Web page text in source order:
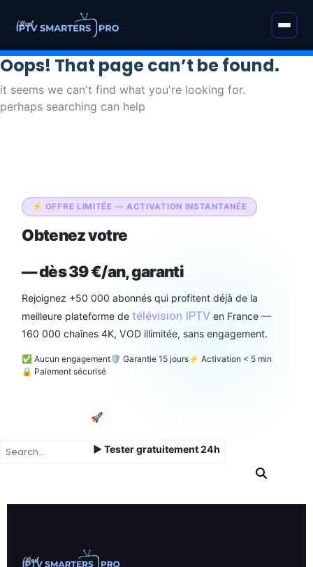
Oops! That page can’t be found.
it seems we can't find what you're looking for.
perhaps searching can help
⚡ OFFRE LIMITÉE — ACTIVATION INSTANTANÉE
Obtenez votre
— dès 39 €/an, garanti
Rejoignez +50 000 abonnés qui profitent déjà de la
meilleure plateforme detélévision IPTV en France —
160 000 chaînes 4K, VOD illimitée, sans engagement.
✅ Aucun engagement🛡️ Garantie 15 jours⚡ Activation < 5 min
🔒 Paiement sécurisé
🚀 Souscrire — dès 39 €/an
▶ Tester gratuitement 24h